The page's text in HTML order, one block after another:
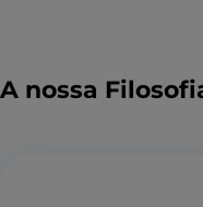
A nossa